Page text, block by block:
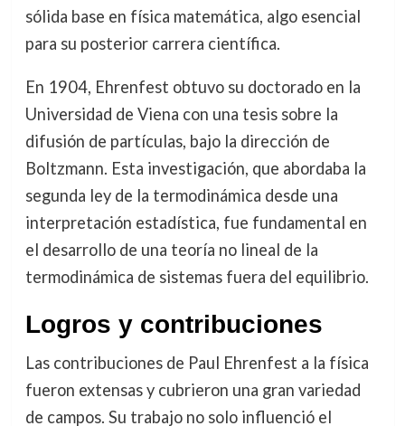
sólida base en física matemática, algo esencial
para su posterior carrera científica.
En 1904, Ehrenfest obtuvo su doctorado en la
Universidad de Viena con una tesis sobre la
difusión de partículas, bajo la dirección de
Boltzmann. Esta investigación, que abordaba la
segunda ley de la termodinámica desde una
interpretación estadística, fue fundamental en
el desarrollo de una teoría no lineal de la
termodinámica de sistemas fuera del equilibrio.
Logros y contribuciones
Las contribuciones de Paul Ehrenfest a la física
fueron extensas y cubrieron una gran variedad
de campos. Su trabajo no solo influenció el